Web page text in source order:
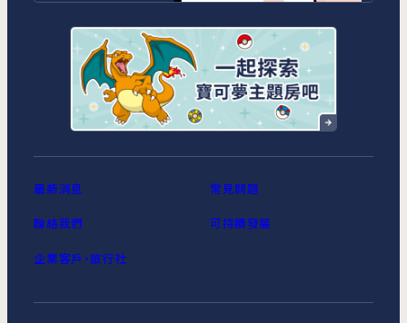
MIMARU東京 日本橋水天宮前
MIMARU東京 八丁堀
MIMARU東京 浅草STATION
最新消息 常見問題
聯絡我們 可持續發展
企業客戶‧旅行社